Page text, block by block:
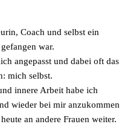
Coach und selbst ein
war.
angepasst und dabei oft das
mich selbst.
innere Arbeit habe ich
wieder bei mir anzukommen
an andere Frauen weiter.